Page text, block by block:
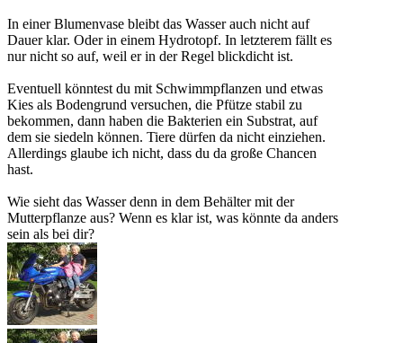
In einer Blumenvase bleibt das Wasser auch nicht auf
Dauer klar. Oder in einem Hydrotopf. In letzterem fällt es
nur nicht so auf, weil er in der Regel blickdicht ist.
Eventuell könntest du mit Schwimmpflanzen und etwas
Kies als Bodengrund versuchen, die Pfütze stabil zu
bekommen, dann haben die Bakterien ein Substrat, auf
dem sie siedeln können. Tiere dürfen da nicht einziehen.
Allerdings glaube ich nicht, dass du da große Chancen
hast.
Wie sieht das Wasser denn in dem Behälter mit der
Mutterpflanze aus? Wenn es klar ist, was könnte da anders
sein als bei dir?